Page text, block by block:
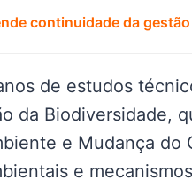
continuidade da
de estudos
da Biodiversidade,
e Mudança do
e